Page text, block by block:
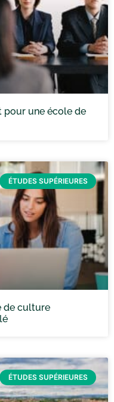
pour une école de
ÉTUDES SUPÉRIEURES
de culture
ÉTUDES SUPÉRIEURES